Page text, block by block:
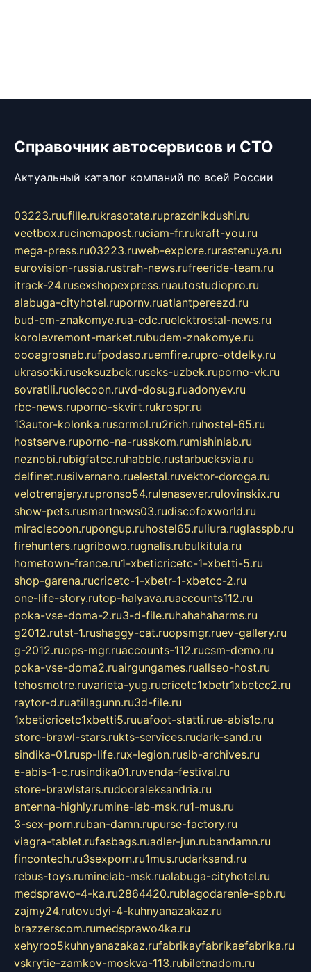
Справочник автосервисов и СТО
Актуальный каталог компаний по всей России
03223.ruufille.rukrasotata.ruprazdnikdushi.ru
veetbox.rucinemapost.ruciam-fr.rukraft-you.ru
mega-press.ru03223.ruweb-explore.rurastenuya.ru
eurovision-russia.rustrah-news.rufreeride-team.ru
itrack-24.rusexshopexpress.ruautostudiopro.ru
alabuga-cityhotel.rupornv.ruatlantpereezd.ru
bud-em-znakomye.rua-cdc.ruelektrostal-news.ru
korolevremont-market.rubudem-znakomye.ru
oooagrosnab.rufpodaso.ruemfire.rupro-otdelky.ru
ukrasotki.ruseksuzbek.ruseks-uzbek.ruporno-vk.ru
sovratili.ruolecoon.ruvd-dosug.ruadonyev.ru
rbc-news.ruporno-skvirt.rukrospr.ru
13autor-kolonka.rusormol.ru2rich.ruhostel-65.ru
hostserve.ruporno-na-russkom.rumishinlab.ru
neznobi.rubigfatcc.ruhabble.rustarbucksvia.ru
delfinet.rusilvernano.ruelestal.ruvektor-doroga.ru
velotrenajery.rupronso54.rulenasever.rulovinskix.ru
show-pets.rusmartnews03.rudiscofoxworld.ru
miraclecoon.rupongup.ruhostel65.ruliura.ruglasspb.ru
firehunters.rugribowo.rugnalis.rubulkitula.ru
hometown-france.ru1-xbeticricetc-1-xbetti-5.ru
shop-garena.rucricetc-1-xbetr-1-xbetcc-2.ru
one-life-story.rutop-halyava.ruaccounts112.ru
poka-vse-doma-2.ru3-d-file.ruhahahaharms.ru
g2012.rutst-1.rushaggy-cat.ruopsmgr.ruev-gallery.ru
g-2012.ruops-mgr.ruaccounts-112.rucsm-demo.ru
poka-vse-doma2.ruairgungames.ruallseo-host.ru
tehosmotre.ruvarieta-yug.rucricetc1xbetr1xbetcc2.ru
raytor-d.ruatillagunn.ru3d-file.ru
1xbeticricetc1xbetti5.ruuafoot-statti.rue-abis1c.ru
store-brawl-stars.rukts-services.rudark-sand.ru
sindika-01.rusp-life.rux-legion.rusib-archives.ru
e-abis-1-c.rusindika01.ruvenda-festival.ru
store-brawlstars.rudooraleksandria.ru
antenna-highly.rumine-lab-msk.ru1-mus.ru
3-sex-porn.ruban-damn.rupurse-factory.ru
viagra-tablet.rufasbags.ruadler-jun.rubandamn.ru
fincontech.ru3sexporn.ru1mus.rudarksand.ru
rebus-toys.ruminelab-msk.rualabuga-cityhotel.ru
medsprawo-4-ka.ru2864420.rublagodarenie-spb.ru
zajmy24.rutovudyi-4-kuhnyanazakaz.ru
brazzerscom.rumedsprawo4ka.ru
xehyroo5kuhnyanazakaz.rufabrikayfabrikaefabrika.ru
vskrytie-zamkov-moskva-113.rubiletnadom.ru